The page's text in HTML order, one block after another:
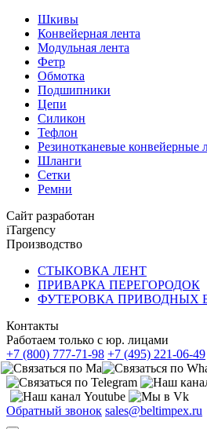
Шкивы
Конвейерная лента
Модульная лента
Фетр
Обмотка
Подшипники
Цепи
Силикон
Тефлон
Резинотканевые конвейерные
Шланги
Сетки
Ремни
Сайт разработан
iTargency
Производство
СТЫКОВКА ЛЕНТ
ПРИВАРКА ПЕРЕГОРОДОК
ФУТЕРОВКА ПРИВОДНЫХ
Контакты
Работаем только с юр. лицами
+7 (800) 777-71-98 +7 (495) 221-06-49
Обратный звонок sales@beltimpex.ru